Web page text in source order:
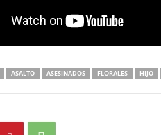
ASALTO ASESINADOS FLORALES HIJO